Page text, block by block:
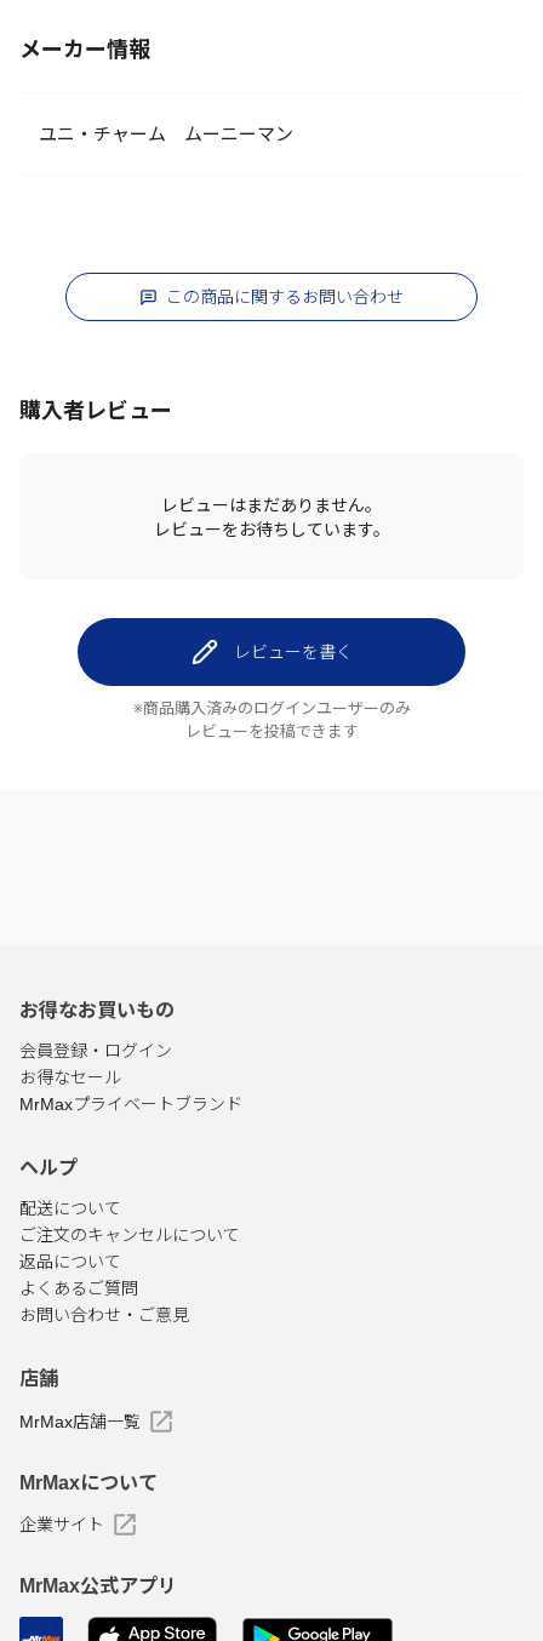
メーカー情報
ユニ・チャーム ムーニーマン
この商品に関するお問い合わせ
購入者レビュー
レビューはまだありません。
レビューをお待ちしています。
レビューを書く
※商品購入済みのログインユーザーのみ
レビューを投稿できます
お得なお買いもの
会員登録・ログイン
お得なセール
MrMaxプライベートブランド
ヘルプ
配送について
ご注文のキャンセルについて
返品について
よくあるご質問
お問い合わせ・ご意見
店舗
MrMax店舗一覧
MrMaxについて
企業サイト
MrMax公式アプリ